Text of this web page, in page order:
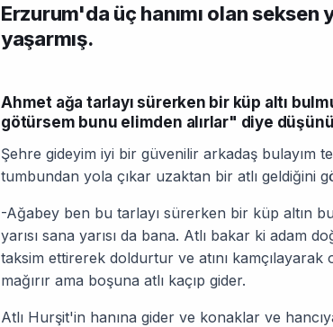
Erzurum'da üç hanımı olan seksen
yaşarmış.
Ahmet ağa tarlayı sürerken bir küp altı
götürsem bunu elimden alırlar" diye
Şehre gideyim iyi bir güvenilir arkadaş bulayım
tumbundan yola çıkar uzaktan bir atlı geldiğini
-Ağabey ben bu tarlayı sürerken bir küp altın
yarısı sana yarısı da bana. Atlı bakar ki adam
taksim ettirerek doldurtur ve atını kamçılayarak
mağırır ama boşuna atlı kaçıp gider.
Atlı Hurşit'in hanına gider ve konaklar ve